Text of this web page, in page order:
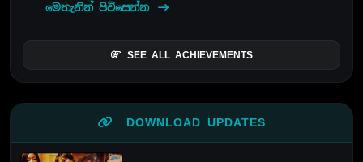
මෙතැනින් පිවිසෙන්න
SEE ALL ACHIEVEMENTS
DOWNLOAD UPDATES